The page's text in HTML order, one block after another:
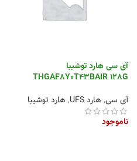
آی سی هارد توشیبا
THGAF8Y0T43BAIR 128G
آی سی, هارد UFS , هارد توشیبا
ناموجود